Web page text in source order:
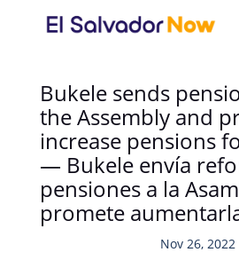
Bukele sends
the Assembly and
increase pensions
— Bukele envía
pensiones a la
promete
Nov 26, 2022